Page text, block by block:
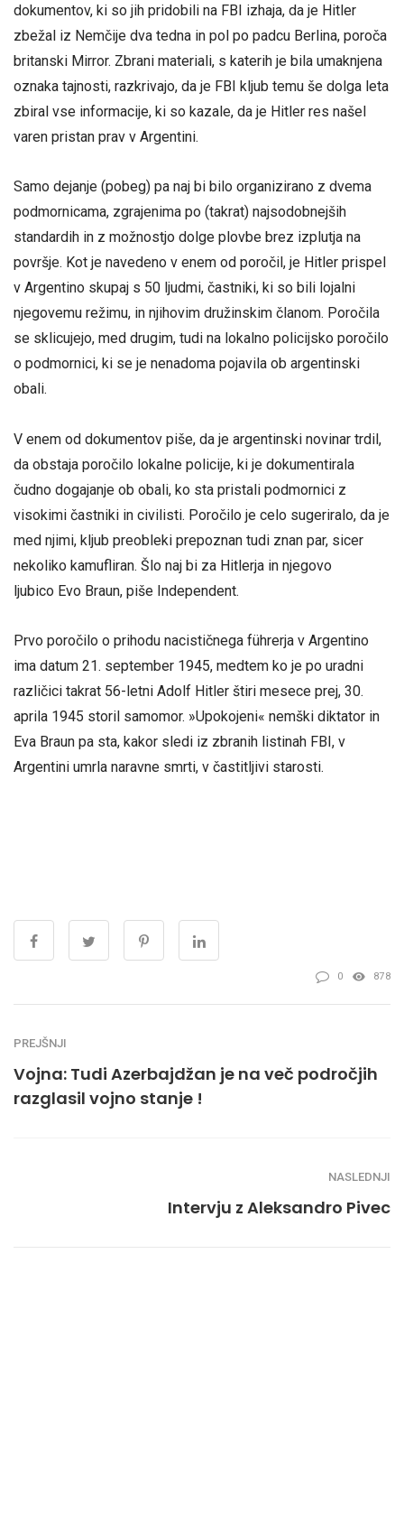
dokumentov, ki so jih pridobili na FBI izhaja, da je Hitler
zbežal iz Nemčije dva tedna in pol po padcu Berlina, poroča
britanski Mirror. Zbrani materiali, s katerih je bila umaknjena
oznaka tajnosti, razkrivajo, da je FBI kljub temu še dolga leta
zbiral vse informacije, ki so kazale, da je Hitler res našel
varen pristan prav v Argentini.
Samo dejanje (pobeg) pa naj bi bilo organizirano z dvema
podmornicama, zgrajenima po (takrat) najsodobnejših
standardih in z možnostjo dolge plovbe brez izplutja na
površje. Kot je navedeno v enem od poročil, je Hitler prispel
v Argentino skupaj s 50 ljudmi, častniki, ki so bili lojalni
njegovemu režimu, in njihovim družinskim članom. Poročila
se sklicujejo, med drugim, tudi na lokalno policijsko poročilo
o podmornici, ki se je nenadoma pojavila ob argentinski
obali.
V enem od dokumentov piše, da je argentinski novinar trdil,
da obstaja poročilo lokalne policije, ki je dokumentirala
čudno dogajanje ob obali, ko sta pristali podmornici z
visokimi častniki in civilisti. Poročilo je celo sugeriralo, da je
med njimi, kljub preobleki prepoznan tudi znan par, sicer
nekoliko kamufliran. Šlo naj bi za Hitlerja in njegovo
ljubico Evo Braun, piše Independent.
Prvo poročilo o prihodu nacističnega führerja v Argentino
ima datum 21. september 1945, medtem ko je po uradni
različici takrat 56-letni Adolf Hitler štiri mesece prej, 30.
aprila 1945 storil samomor. »Upokojeni« nemški diktator in
Eva Braun pa sta, kakor sledi iz zbranih listinah FBI, v
Argentini umrla naravne smrti, v častitljivi starosti.
0 878
PREJŠNJI
Vojna: Tudi Azerbajdžan je na več področjih
razglasil vojno stanje !
NASLEDNJI
Intervju z Aleksandro Pivec